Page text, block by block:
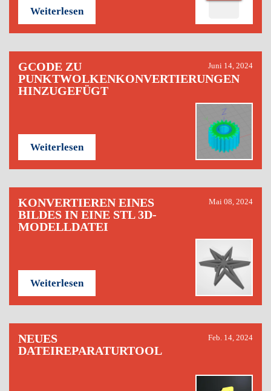
Weiterlesen
GCODE ZU
PUNKTWOLKENKONVERTIERUNGEN
HINZUGEFÜGT
Juni 14, 2024
Weiterlesen
KONVERTIEREN EINES
BILDES IN EINE STL 3D-
MODELLDATEI
Mai 08, 2024
Weiterlesen
NEUES
DATEIREPARATURTOOL
Feb. 14, 2024